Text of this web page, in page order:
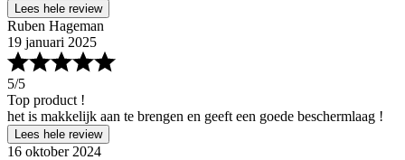
Lees hele review
Ruben Hageman
19 januari 2025
5/5
Top product !
het is makkelijk aan te brengen en geeft een goede beschermlaag !
Lees hele review
16 oktober 2024